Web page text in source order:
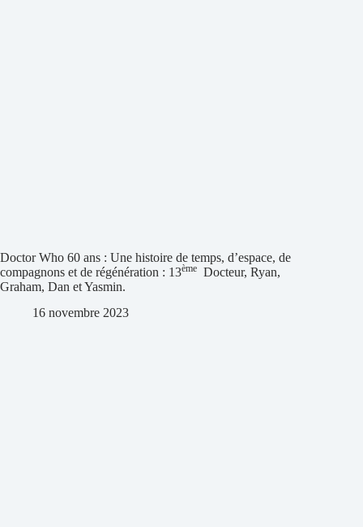
Doctor Who 60 ans : Une histoire de temps, d’espace, de
compagnons et de régénération : 13ème Docteur, Ryan,
Graham, Dan et Yasmin.
16 novembre 2023